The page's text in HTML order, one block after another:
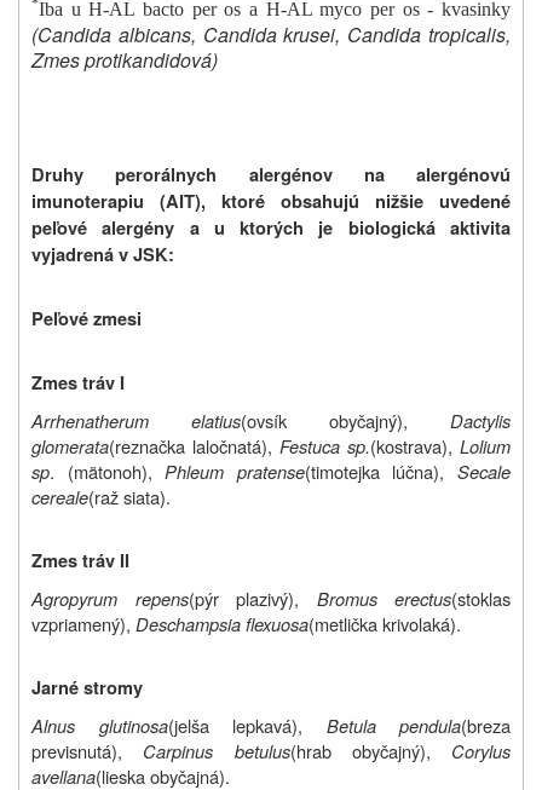
*Iba u H-AL bacto per os a H-AL myco per os - kvasinky
(Candida albicans, Candida krusei, Candida tropicalis,
Zmes protikandidová)
Druhy perorálnych alergénov na alergénovú
imunoterapiu (AIT), ktoré obsahujú nižšie uvedené
peľové alergény a u ktorých je biologická aktivita
vyjadrená v JSK:
Peľové zmesi
Zmes tráv I
Arrhenatherum elatius(ovsík obyčajný),
Dactylis
glomerata(reznačka laločnatá), Festuca sp.(kostrava), Lolium
sp. (mätonoh), Phleum pratense(timotejka lúčna), Secale
cereale(raž siata).
Zmes tráv II
Agropyrum repens(pýr plazivý), Bromus erectus(stoklas
vzpriamený), Deschampsia flexuosa(metlička krivolaká).
Jarné stromy
Alnus glutinosa(jelša lepkavá), Betula pendula(breza
previsnutá),
Carpinus betulus(hrab obyčajný),
Corylus
avellana(lieska obyčajná).